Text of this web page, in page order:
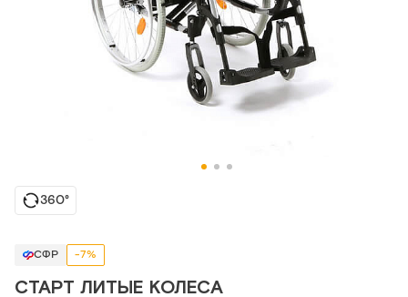
360°
СФР -7%
СТАРТ ЛИТЫЕ КОЛЕСА